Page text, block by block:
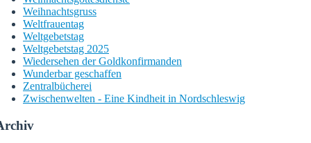
Weihnachtsgruss
Weltfrauentag
Weltgebetstag
Weltgebetstag 2025
Wiedersehen der Goldkonfirmanden
Wunderbar geschaffen
Zentralbücherei
Zwischenwelten - Eine Kindheit in Nordschleswig